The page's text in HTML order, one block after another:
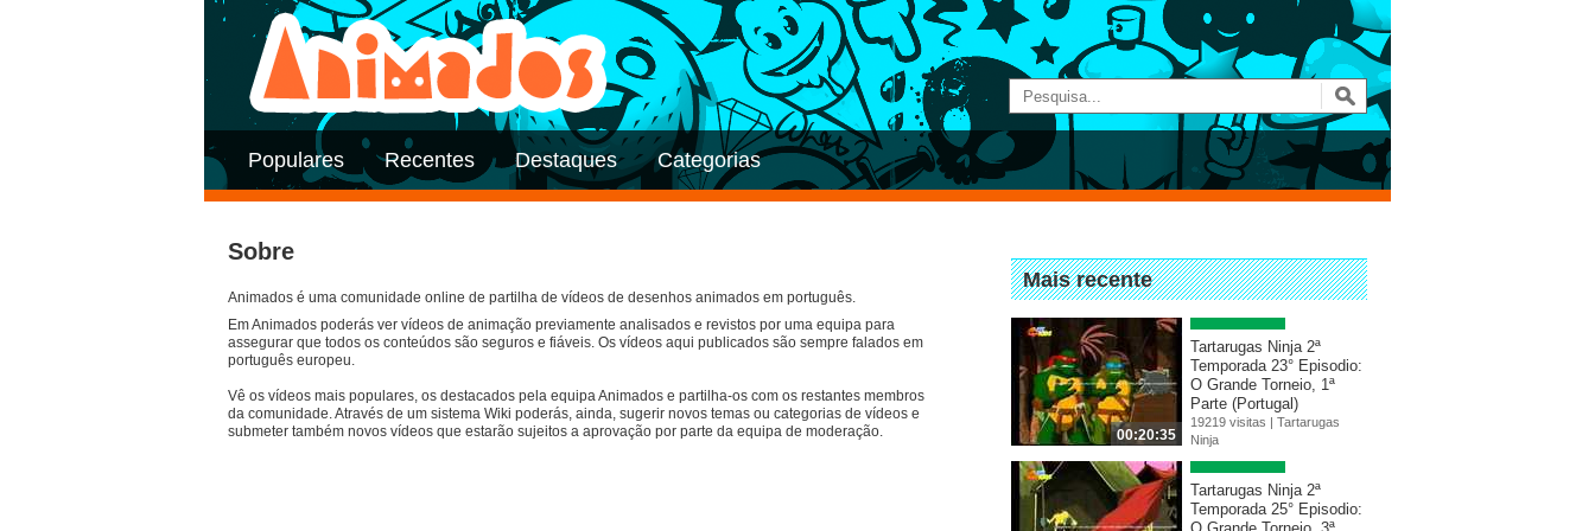
Populares Recentes Destaques Categorias
Sobre
Animados é uma comunidade online de partilha de vídeos de desenhos animados em português.
Em Animados poderás ver vídeos de animação previamente analisados e revistos por uma equipa para
assegurar que todos os conteúdos são seguros e fiáveis. Os vídeos aqui publicados são sempre falados em
português europeu.
Vê os vídeos mais populares, os destacados pela equipa Animados e partilha-os com os restantes membros
da comunidade. Através de um sistema Wiki poderás, ainda, sugerir novos temas ou categorias de vídeos e
submeter também novos vídeos que estarão sujeitos a aprovação por parte da equipa de moderação.
Mais recente
00:20:35
Tartarugas Ninja 2ª
Temporada 23° Episodio:
O Grande Torneio, 1ª
Parte (Portugal)
19219 visitas | Tartarugas
Ninja
Tartarugas Ninja 2ª
Temporada 25° Episodio: